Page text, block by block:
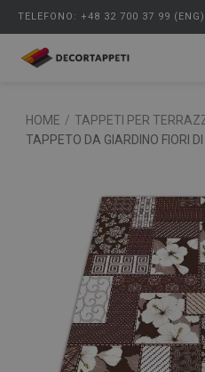
TELEFONO: +48 32 700 37 99 (ENG)
HOME / TAPPETI PER
TAPPETO DA GIARDINO FIORI